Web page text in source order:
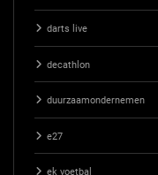
darts live
decathlon
duurzaamondernemen
e27
ek voetbal